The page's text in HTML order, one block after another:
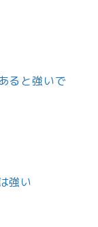
ると強いで
強い